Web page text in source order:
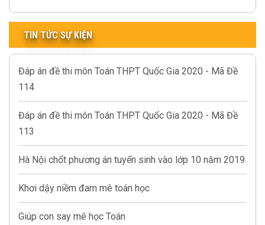
TIN TỨC SỰ KIỆN
Đáp án đề thi môn Toán THPT Quốc Gia 2020 - Mã Đề
114
Đáp án đề thi môn Toán THPT Quốc Gia 2020 - Mã Đề
113
Hà Nội chốt phương án tuyển sinh vào lớp 10 năm 2019
Khơi dậy niềm đam mê toán học
Giúp con say mê học Toán